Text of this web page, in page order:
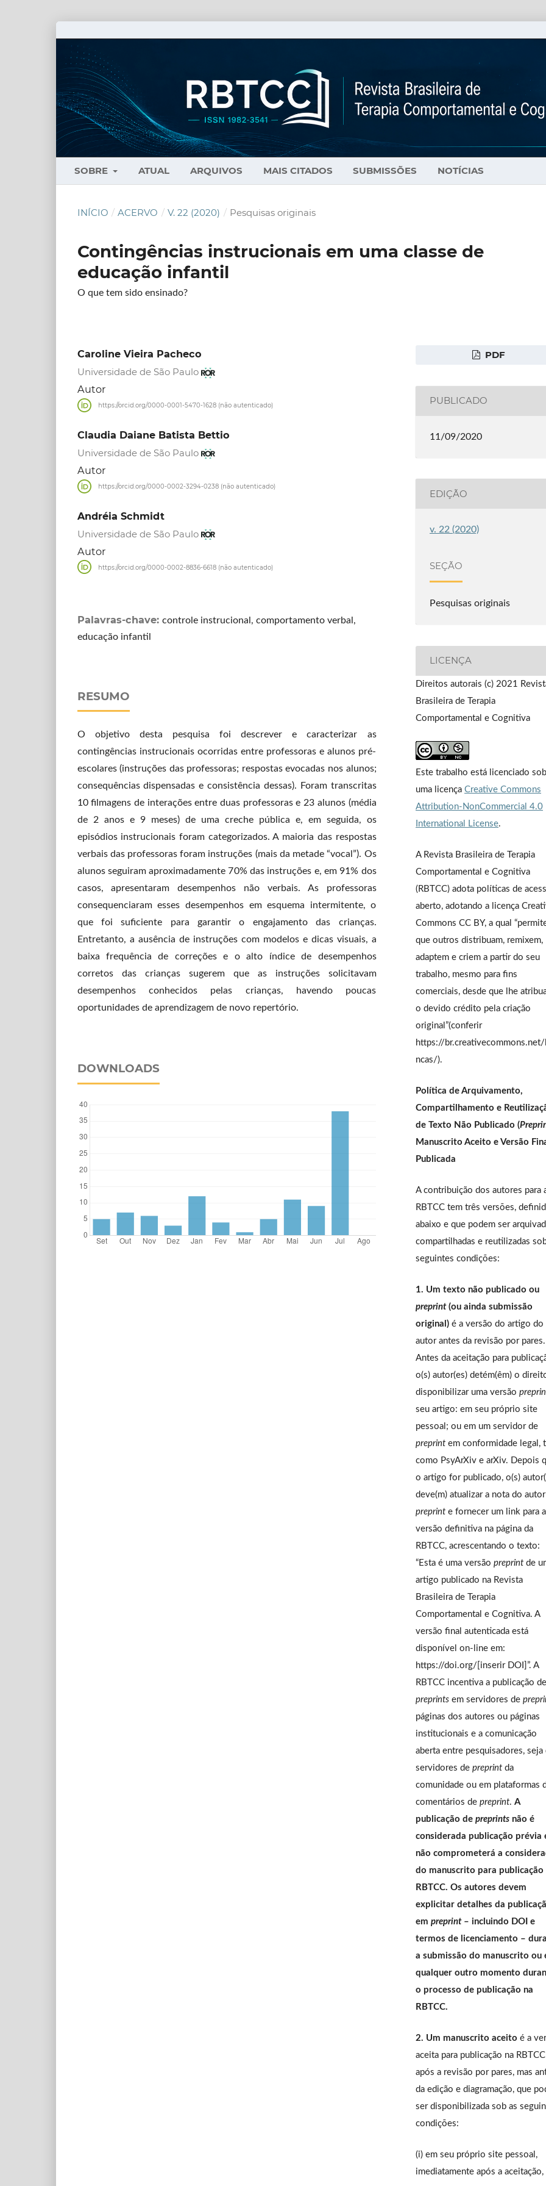
SOBRE ATUAL ARQUIVOS MAIS CITADOS SUBMISSÕES NOTÍCIAS
INÍCIO / ACERVO / V. 22 (2020) / Pesquisas originais
Contingências instrucionais em uma classe de
educação infantil
O que tem sido ensinado?
Caroline Vieira Pacheco
Universidade de São Paulo
Autor
https://orcid.org/0000-0001-5470-1628 (não autenticado)
Claudia Daiane Batista Bettio
Universidade de São Paulo
Autor
https://orcid.org/0000-0002-3294-0238 (não autenticado)
Andréia Schmidt
Universidade de São Paulo
Autor
https://orcid.org/0000-0002-8836-6618 (não autenticado)
Palavras-chave: controle instrucional, comportamento verbal,
educação infantil
RESUMO
O objetivo desta pesquisa foi descrever e caracterizar as
contingências instrucionais ocorridas entre professoras e alunos pré-
escolares (instruções das professoras; respostas evocadas nos alunos;
consequências dispensadas e consistência dessas). Foram transcritas
10 filmagens de interações entre duas professoras e 23 alunos (média
de 2 anos e 9 meses) de uma creche pública e, em seguida, os
episódios instrucionais foram categorizados. A maioria das respostas
verbais das professoras foram instruções (mais da metade “vocal”). Os
alunos seguiram aproximadamente 70% das instruções e, em 91% dos
casos, apresentaram desempenhos não verbais. As professoras
consequenciaram esses desempenhos em esquema intermitente, o
que foi suficiente para garantir o engajamento das crianças.
Entretanto, a ausência de instruções com modelos e dicas visuais, a
baixa frequência de correções e o alto índice de desempenhos
corretos das crianças sugerem que as instruções solicitavam
desempenhos conhecidos pelas crianças, havendo poucas
oportunidades de aprendizagem de novo repertório.
DOWNLOADS
PDF
PUBLICADO
11/09/2020
EDIÇÃO
v. 22 (2020)
SEÇÃO
Pesquisas originais
LICENÇA
Direitos autorais (c) 2021
Brasileira de Terapia
Comportamental e Cognitiva
Este trabalho está licenciado sob
uma licença Creative Commons
Attribution-NonCommercial 4.0
International License.
A Revista Brasileira de Terapia
Comportamental e Cognitiva
(RBTCC) adota políticas de
aberto, adotando a licença
Commons CC BY, a qual
que outros distribuam, remixem,
adaptem e criem a partir do seu
trabalho, mesmo para fins
comerciais, desde que lhe
o devido crédito pela criação
original”(conferir
https://
ncas/).
Política de Arquivamento,
Compartilhamento e
de Texto Não Publicado (
Manuscrito Aceito e Versão
Publicada
A contribuição dos autores para
RBTCC tem três versões,
abaixo e que podem ser
compartilhadas e reutilizadas
seguintes condições:
1. Um texto não publicado ou
preprint(ou ainda submissão
original) é a versão do artigo do
autor antes da revisão por pares.
Antes da aceitação para
o(s) autor(es) detém(êm) o
disponibilizar uma versão
seu artigo: em seu próprio site
pessoal; ou em um servidor de
preprint em conformidade legal,
como PsyArXiv e arXiv. Depois
o artigo for publicado, o(s)
deve(m) atualizar a nota do
preprint e fornecer um link para a
versão definitiva na página da
RBTCC, acrescentando o texto:
“Esta é uma versão preprint de
artigo publicado na Revista
Brasileira de Terapia
Comportamental e Cognitiva. A
versão final autenticada está
disponível on-line em:
https://doi.org/[inserir DOI]”. A
RBTCC incentiva a publicação de
preprints em servidores de
páginas dos autores ou páginas
institucionais e a comunicação
aberta entre pesquisadores, seja
servidores de preprint da
comunidade ou em plataformas
comentários de preprint. A
publicação de preprints não é
considerada publicação prévia
não comprometerá a
do manuscrito para publicação
RBTCC. Os autores devem
explicitar detalhes da
em preprint– incluindo DOI e
termos de licenciamento –
a submissão do manuscrito ou
qualquer outro momento
o processo de publicação na
RBTCC.
2. Um manuscrito aceito é a
aceita para publicação na RBTCC
após a revisão por pares, mas
da edição e diagramação, que
ser disponibilizada sob as
condições:
(i) em seu próprio site pessoal,
imediatamente após a aceitação,